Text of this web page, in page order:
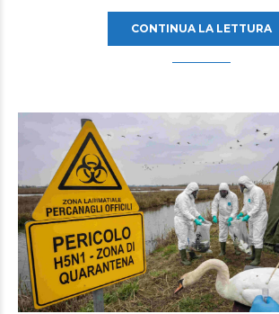
CONTINUA LA LETTURA